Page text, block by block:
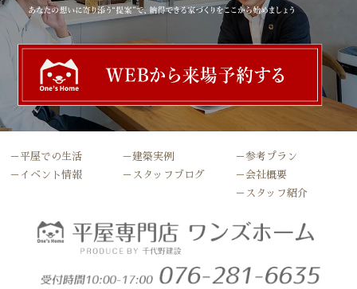
－平屋での生活
－イベント情報
－建築実例
－スタッフブログ
－参考プラン
－会社概要
－スタッフ紹介